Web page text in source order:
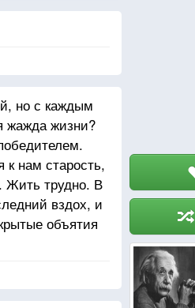
но с каждым
жажда жизни?
к нам старость,
Жить трудно. В
вздох, и
объятия
последнего.